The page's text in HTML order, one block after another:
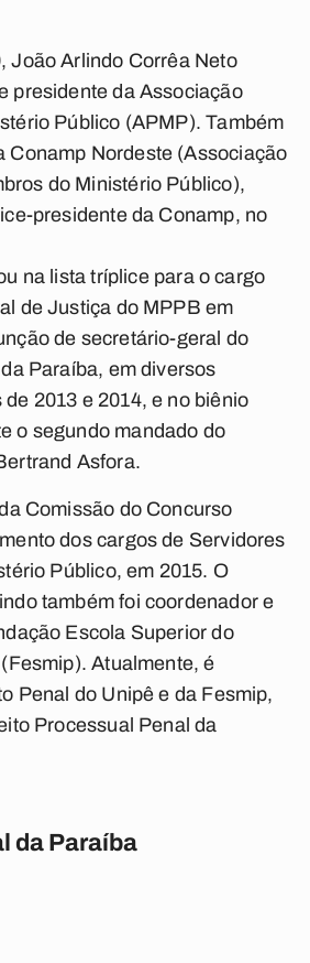
João Arlindo Corrêa Neto
presidente da Associação
Público (APMP). Também
Conamp Nordeste (Associação
do Ministério Público),
presidente da Conamp, no
na lista tríplice para o cargo
de Justiça do MPPB em
de secretário-geral do
Paraíba, em diversos
2013 e 2014, e no biênio
o segundo mandado do
Asfora.
Comissão do Concurso
dos cargos de Servidores
Público, em 2015. O
também foi coordenador e
Escola Superior do
Atualmente, é
Penal do Unipê e da Fesmip,
Processual Penal da
da Paraíba